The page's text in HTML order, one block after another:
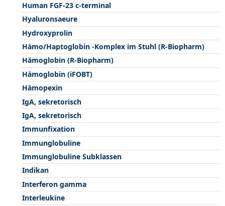
Human FGF-23 c-terminal
Hyaluronsaeure
Hydroxyprolin
Hämo/Haptoglobin -Komplex im Stuhl (R-Biopharm)
Hämoglobin (R-Biopharm)
Hämoglobin (iFOBT)
Hämopexin
IgA, sekretorisch
IgA, sekretorisch
Immunfixation
Immunglobuline
Immunglobuline Subklassen
Indikan
Interferon gamma
Interleukine